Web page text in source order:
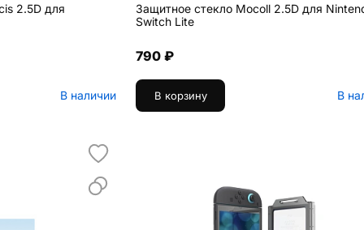
2.5D для
В наличии
Защитное стекло Mocoll 2.5D для
Switch Lite
790 ₽
В корзину В